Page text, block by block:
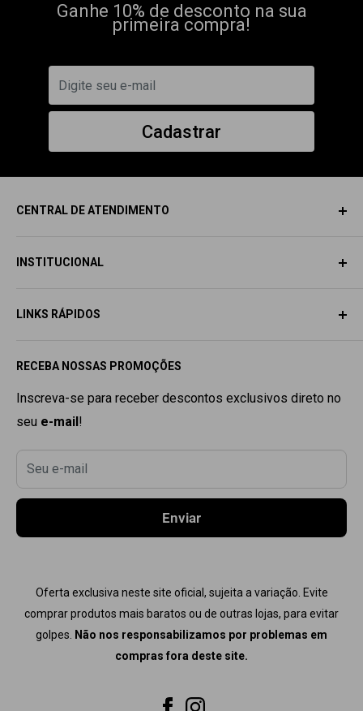
Ganhe 10% de desconto na sua
primeira compra!
Cadastrar
CENTRAL DE ATENDIMENTO
SAC
📲 +55 (11) 9 5330-5345
Seg. à Sex. 9:00hàs 18:00h
INSTITUCIONAL
AVISO LEGAL
POLÍTICA DE PRIVACIDADE
POLÍTICA DE REEMBOLSO
POLÍTICA DE TROCAS
TERMOS DE USO
RASTREAR PEDIDO
CONTATO
RECEBA NOSSAS PROMOÇÕES
Inscreva-se para receber descontos exclusivos direto no
seu e-mail !
Seu e-mail
Enviar
LINKS RÁPIDOS
SARMS
PRÓ HORMONAL
DHEA
PEPTÍDEO
TERMOGÊNICO
COMBOS
COMPRE + PAGUE MENOS
Oferta exclusiva neste site oficial, sujeita a variação. Evite
comprar produtos mais baratos ou de outras lojas, para evitar
golpes. Não nos responsabilizamos por problemas em
compras fora deste site.